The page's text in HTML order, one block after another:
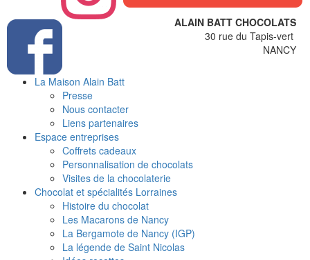
ALAIN BATT CHOCOLATS
30 rue du Tapis-vert
NANCY
La Maison Alain Batt
Presse
Nous contacter
Liens partenaires
Espace entreprises
Coffrets cadeaux
Personnalisation de chocolats
Visites de la chocolaterie
Chocolat et spécialités Lorraines
Histoire du chocolat
Les Macarons de Nancy
La Bergamote de Nancy (IGP)
La légende de Saint Nicolas